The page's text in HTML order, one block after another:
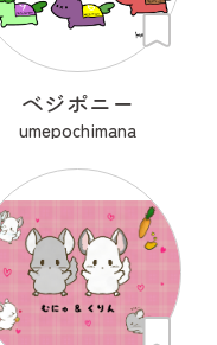
ベジポニー
umepochimana